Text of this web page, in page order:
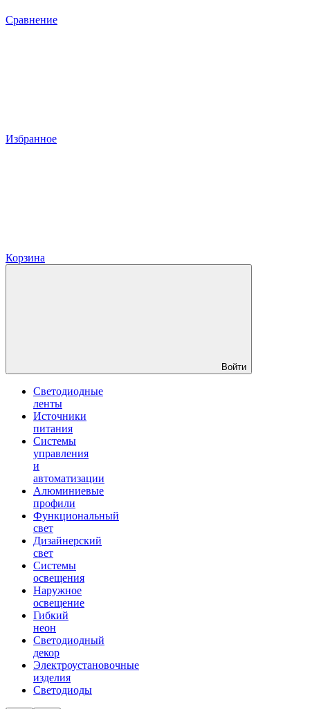
Сравнение
Избранное
Корзина
Войти
Светодиодные
ленты
Источники
питания
Системы
управления
и
автоматизации
Алюминиевые
профили
Функциональный
свет
Дизайнерский
свет
Системы
освещения
Наружное
освещение
Гибкий
неон
Светодиодный
декор
Электроустановочные
изделия
Светодиоды